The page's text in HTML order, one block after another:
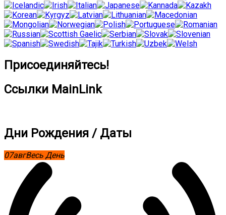
Присоединяйтесь!
Ссылки MainLink
Дни Рождения / Даты
07авгВесь День